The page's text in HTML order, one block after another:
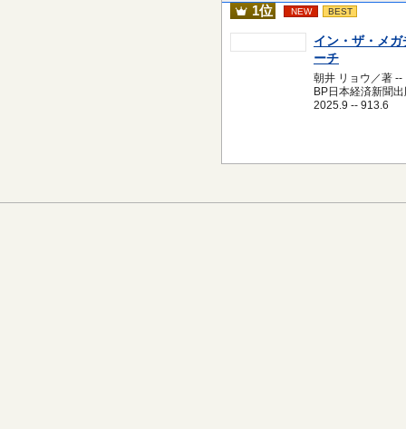
1位 NEW BEST
イン・ザ・メガ
ーチ
朝井 リョウ／著 --
BP日本経済新聞
2025.9 -- 913.6